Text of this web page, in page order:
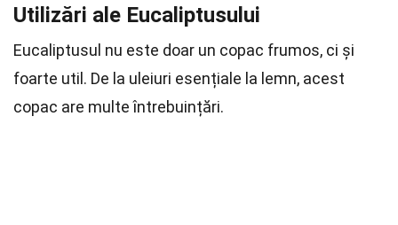
Utilizări ale Eucaliptusului
Eucaliptusul nu este doar un copac frumos, ci și
foarte util. De la uleiuri esențiale la lemn, acest
copac are multe întrebuințări.